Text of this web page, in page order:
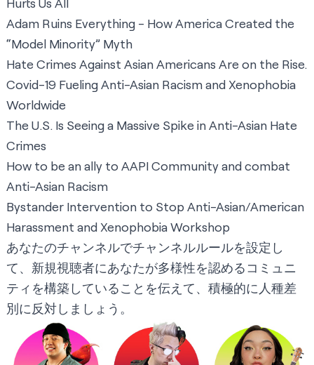
Adam Ruins Everything - How America Created the
“Model Minority” Myth
Hate Crimes Against Asian Americans Are on the Rise.
Covid-19 Fueling Anti-Asian Racism and Xenophobia
Worldwide
The U.S. Is Seeing a Massive Spike in Anti-Asian Hate
Crimes
How to be an ally to AAPI Community and combat
Anti-Asian Racism
Bystander Intervention to Stop Anti-Asian/American
Harassment and Xenophobia Workshop
あなたのチャンネルでチャンネルルールを設定し
て、新規視聴者にあなたが多様性を認めるコミュニ
ティを構築していることを伝えて、積極的に人種差
別に反対しましょう。